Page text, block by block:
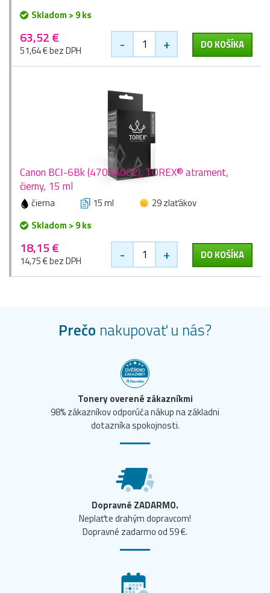
Skladom > 9 ks
63,52 €
51,64 € bez DPH - + DO KOŠÍKA
Canon BCI-6Bk (4705A002), TOREX® atrament,
čierny, 15 ml
čierna 15 ml
29 zlaťákov
Skladom > 9 ks
18,15 €
14,75 € bez DPH - + DO KOŠÍKA
Prečo nakupovať u nás?
Tonery overené zákazníkmi
98% zákazníkov odporúča nákup na základni
dotazníka spokojnosti.
Dopravné ZADARMO.
Neplaťte drahým dopravcom!
Dopravné zadarmo od 59 €.